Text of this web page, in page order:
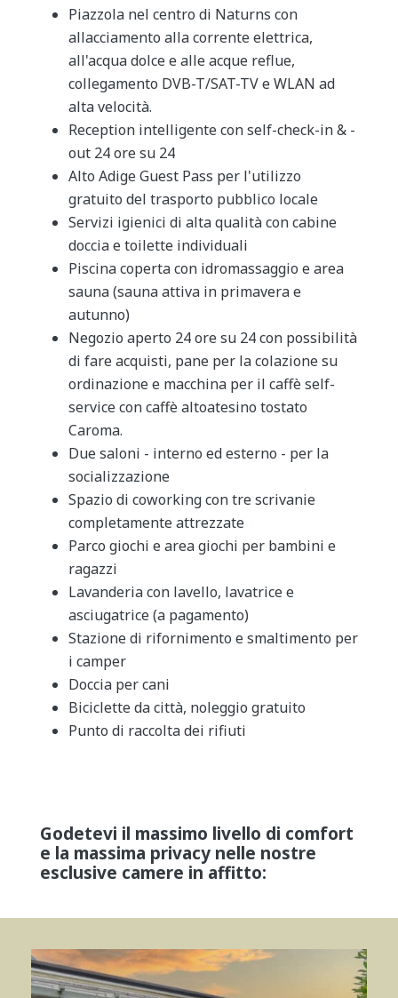
Piazzola nel centro di Naturns con
allacciamento alla corrente elettrica,
all'acqua dolce e alle acque reflue,
collegamento DVB-T/SAT-TV e WLAN ad
alta velocità.
Reception intelligente con self-check-in & -
out 24 ore su 24
Alto Adige Guest Pass per l'utilizzo
gratuito del trasporto pubblico locale
Servizi igienici di alta qualità con cabine
doccia e toilette individuali
Piscina coperta con idromassaggio e area
sauna (sauna attiva in primavera e
autunno)
Negozio aperto 24 ore su 24 con possibilità
di fare acquisti, pane per la colazione su
ordinazione e macchina per il caffè self-
service con caffè altoatesino tostato
Caroma.
Due saloni - interno ed esterno - per la
socializzazione
Spazio di coworking con tre scrivanie
completamente attrezzate
Parco giochi e area giochi per bambini e
ragazzi
Lavanderia con lavello, lavatrice e
asciugatrice (a pagamento)
Stazione di rifornimento e smaltimento per
i camper
Doccia per cani
Biciclette da città, noleggio gratuito
Punto di raccolta dei rifiuti
Godetevi il massimo livello di comfort
e la massima privacy nelle nostre
esclusive camere in affitto: